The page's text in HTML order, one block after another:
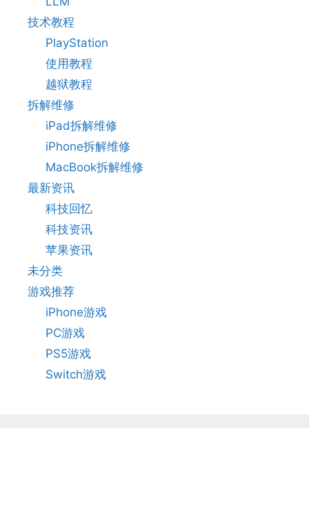
技术教程
PlayStation
使用教程
越狱教程
拆解维修
iPad拆解维修
iPhone拆解维修
MacBook拆解维修
最新资讯
科技回忆
科技资讯
苹果资讯
未分类
游戏推荐
iPhone游戏
PC游戏
PS5游戏
Switch游戏